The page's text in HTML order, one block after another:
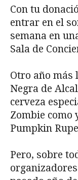
Con tu
entrar en el
semana en
Sala de
Otro año más
Negra de
cerveza
Zombie como
Pumpkin
Pero, sobre